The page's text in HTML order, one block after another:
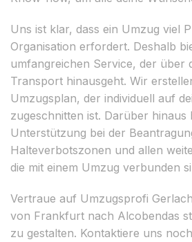
Uns ist klar, dass ein Umzug viel
Organisation erfordert. Deshalb
umfangreichen Service, der über
Transport hinausgeht. Wir
Umzugsplan, der individuell auf
zugeschnitten ist. Darüber hinaus
Unterstützung bei der
Halteverbotszonen und allen
die mit einem Umzug verbunden
Vertraue auf Umzugsprofi
von Frankfurt nach Alcobendas
zu gestalten. Kontaktiere uns